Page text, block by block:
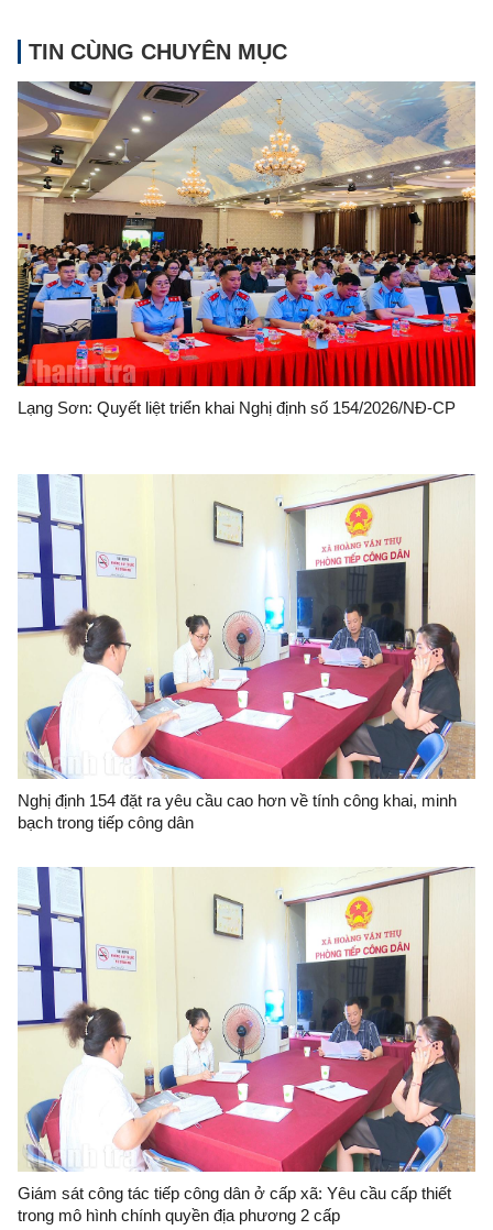
TIN CÙNG CHUYÊN MỤC
Lạng Sơn: Quyết liệt triển khai Nghị định số 154/2026/NĐ-CP
Nghị định 154 đặt ra yêu cầu cao hơn về tính công khai, minh
bạch trong tiếp công dân
Giám sát công tác tiếp công dân ở cấp xã: Yêu cầu cấp thiết
trong mô hình chính quyền địa phương 2 cấp